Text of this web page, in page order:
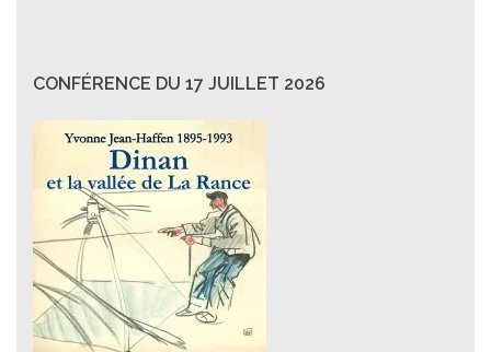
CONFÉRENCE DU 17 JUILLET 2026